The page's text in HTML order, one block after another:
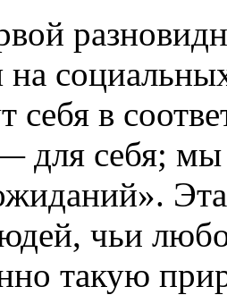
на
себя в
для себя;
чьи
такую